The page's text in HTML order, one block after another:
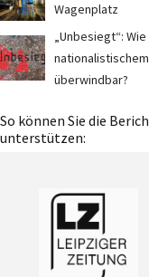
Wagenplatz
„Unbesiegt“:
überwindbar?
So können Sie die
unterstützen: